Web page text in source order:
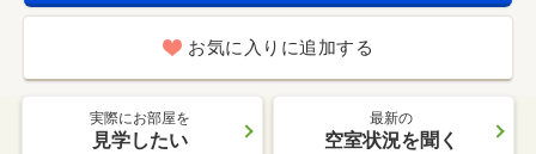
お気に入りに追加する
実際にお部屋を
見学したい
最新の
空室状況を聞く